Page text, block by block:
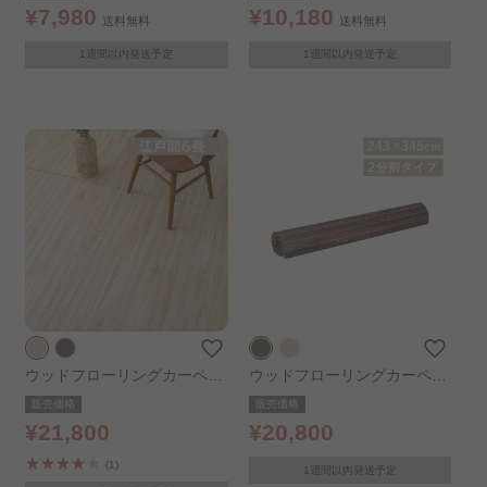
¥7,980 送料無料
1週間以内発送予定
¥10,180 送料無料
1週間以内発送予定
ウッドフローリングカーペッ
ト 6畳 江戸間 WDFC-6E ヴィ
ンテージナチュラル（VNA）
販売価格
¥21,800
(1)
ウッドフローリングカーペッ
ト 6畳 団地間 WDFC-6D ヴ
ィンテージブラウン（VBN）
販売価格
¥20,800
1週間以内発送予定